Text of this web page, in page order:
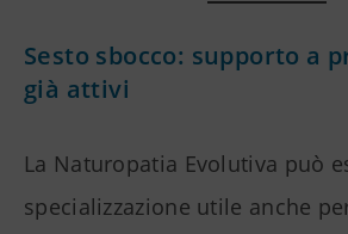
Sesto sbocco: supporto a
già attivi
La Naturopatia Evolutiva può
specializzazione utile anche